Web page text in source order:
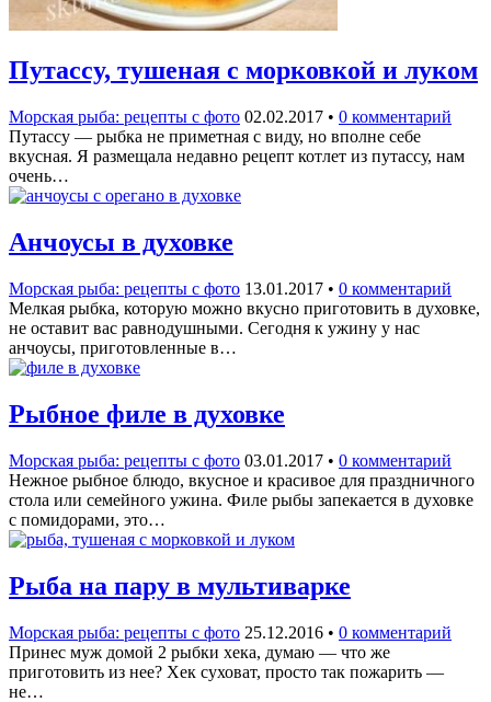
Путассу, тушеная с морковкой и луком
Морская рыба: рецепты с фото 02.02.2017 • 0 комментарий
Путассу — рыбка не приметная с виду, но вполне себе
вкусная. Я размещала недавно рецепт котлет из путассу, нам
очень…
Анчоусы в духовке
Морская рыба: рецепты с фото 13.01.2017 • 0 комментарий
Мелкая рыбка, которую можно вкусно приготовить в духовке,
не оставит вас равнодушными. Сегодня к ужину у нас
анчоусы, приготовленные в…
Рыбное филе в духовке
Морская рыба: рецепты с фото 03.01.2017 • 0 комментарий
Нежное рыбное блюдо, вкусное и красивое для праздничного
стола или семейного ужина. Филе рыбы запекается в духовке
с помидорами, это…
Рыба на пару в мультиварке
Морская рыба: рецепты с фото 25.12.2016 • 0 комментарий
Принес муж домой 2 рыбки хека, думаю — что же
приготовить из нее? Хек суховат, просто так пожарить —
не…